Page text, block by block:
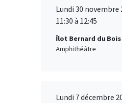
Lundi 30 novembre
11:30 à 12:45
Îlot Bernard du Bois
Amphithéâtre
Lundi 7 décembre